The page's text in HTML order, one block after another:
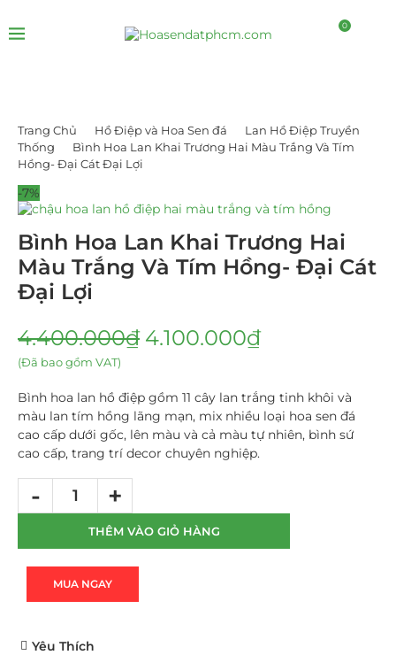
0
Trang Chủ Hồ Điệp và Hoa Sen đá
Lan Hồ Điệp Truyền
Thống
Bình Hoa Lan Khai Trương Hai Màu Trắng Và Tím
Hồng- Đại Cát Đại Lợi
-7%
Bình Hoa Lan Khai Trương Hai
Màu Trắng Và Tím Hồng- Đại Cát
Đại Lợi
4.400.000₫ 4.100.000₫
(Đã bao gồm VAT)
Bình hoa lan hồ điệp gồm 11 cây lan trắng tinh khôi và
màu lan tím hồng lãng mạn, mix nhiều loại hoa sen đá
cao cấp dưới gốc, lên màu và cả màu tự nhiên, bình sứ
cao cấp, trang trí decor chuyên nghiệp.
THÊM VÀO GIỎ HÀNG
MUA NGAY
Yêu Thích